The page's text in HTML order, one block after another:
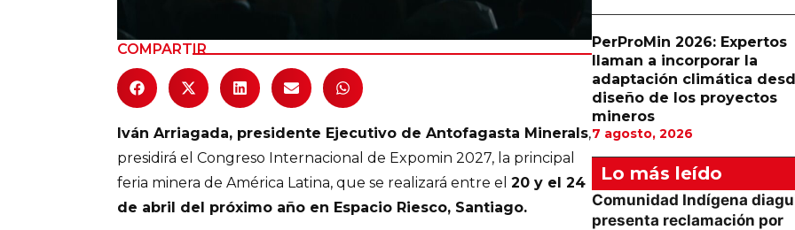
COMPARTIR
Iván Arriagada, presidente Ejecutivo de Antofagasta Minerals,
presidirá el Congreso Internacional de Expomin 2027, la principal
feria minera de América Latina, que se realizará entre el 20 y el 24
de abril del próximo año en Espacio Riesco, Santiago.
PerProMin 2026: Expertos
llaman a incorporar la
adaptación climática
diseño de los proyectos
mineros
7 agosto, 2026
Lo más leído
Comunidad Indígena
presenta reclamación por